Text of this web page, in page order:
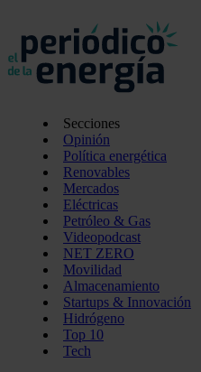
Secciones
Opinión
Política energética
Renovables
Mercados
Eléctricas
Petróleo & Gas
Videopodcast
NET ZERO
Movilidad
Almacenamiento
Startups & Innovación
Hidrógeno
Top 10
Tech